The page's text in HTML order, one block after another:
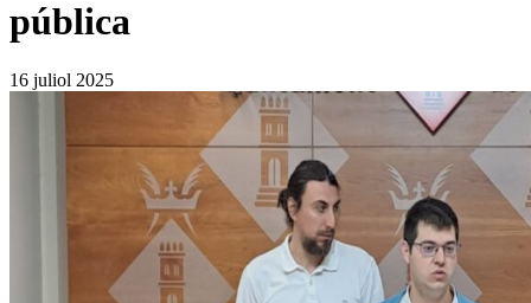
pública
16 juliol 2025